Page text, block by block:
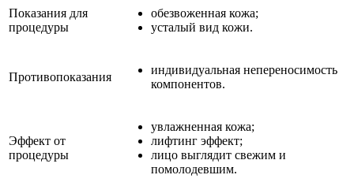
Показания для
процедуры
обезвоженная кожа;
усталый вид кожи.
Противопоказания
индивидуальная непереносимость
компонентов.
Эффект от
процедуры
увлажненная кожа;
лифтинг эффект;
лицо выглядит свежим и
помолодевшим.